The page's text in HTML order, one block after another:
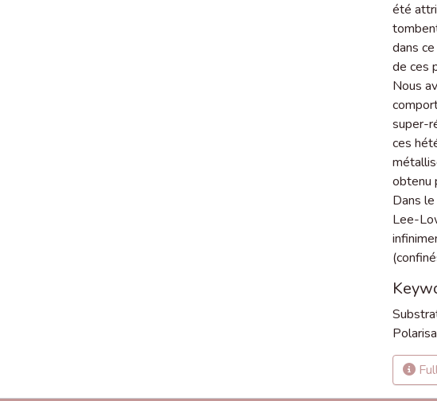
été
dans
de ces
Nous
super-
ces
obtenu
Dans
Lee-